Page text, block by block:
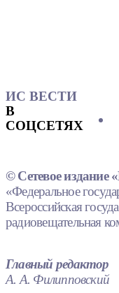
ИС ВЕСТИ
В
СОЦСЕТЯХ
© Сетевое издание
«Федеральное
Всероссийская
радиовещательная
Главный редактор
А. А. Филипповский